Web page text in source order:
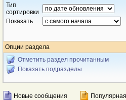
Тип
сортировки
Показать
Опции раздела
Отметить раздел прочитанным
Показать подразделы
Новые сообщения